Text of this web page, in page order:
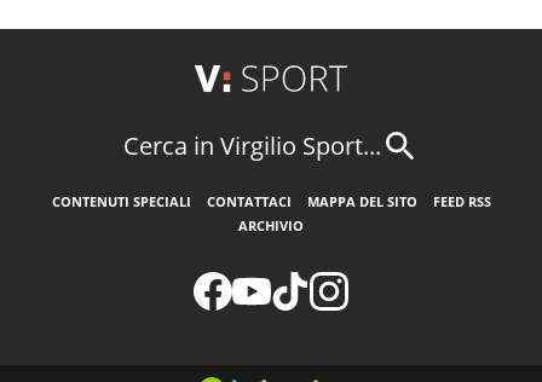
Cerca in Virgilio Sport...
CONTENUTI SPECIALI CONTATTACI MAPPA DEL SITO
FEED RSS
ARCHIVIO